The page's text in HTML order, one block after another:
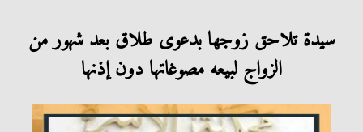
سيدة تلاحق زوجها بدعوى طلاق بعد شهور من
الزواج لبيعه مصوغاتها دون إذنها